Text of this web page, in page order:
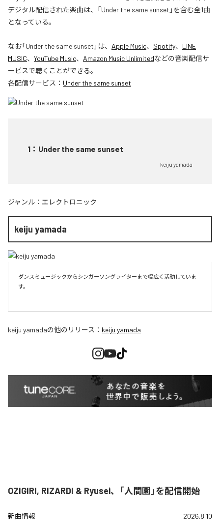
デジタル配信された楽曲は、「Under the same sunset」を含む全1曲
となっている。
なお「Under the same sunset 」は、 Apple Music、 Spotify、 LINE
MUSIC、 YouTube Music、 Amazon Music Unlimitedなどの音楽配信サ
ービスで聴くことができる。
各配信サービス： Under the same sunset
1 ： Under the same sunset
keiju yamada
ジャンル： エレクトロニック
keiju yamada
ダンスミュージックからシンガーソングライターまで幅広く活動していま
す。
keiju yamadaの他のリリース： keiju yamada
OZIGIRI, RIZARDI & Ryusei、「人間園」を配信開始
新曲情報 2026.8.10